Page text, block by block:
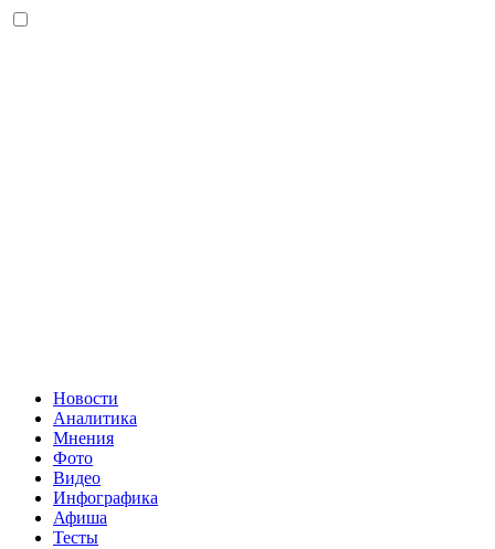
Новости
Аналитика
Мнения
Фото
Видео
Инфографика
Афиша
Тесты